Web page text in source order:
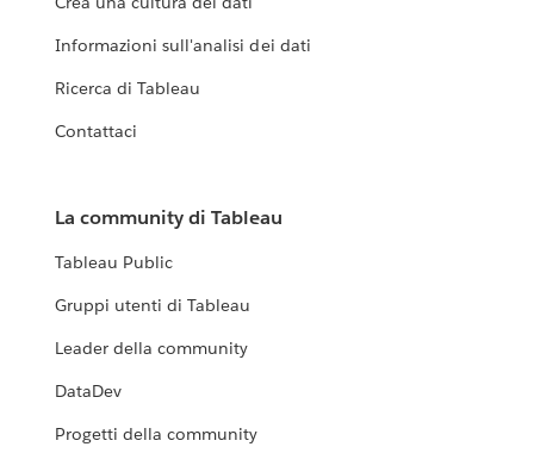
Informazioni sull'analisi dei dati
Ricerca di Tableau
Contattaci
La community di Tableau
Tableau Public
Gruppi utenti di Tableau
Leader della community
DataDev
Progetti della community